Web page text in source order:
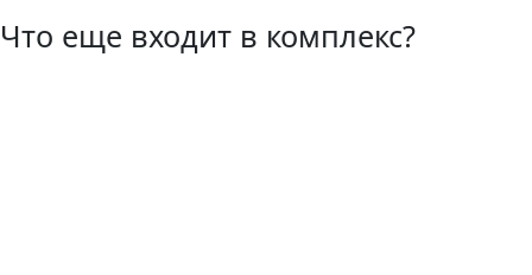
Что еще входит в комплекс?